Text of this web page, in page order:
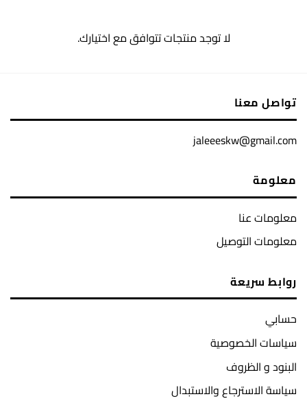
لا توجد منتجات تتوافق مع اختيارك.
تواصل معنا
jaleeeskw@gmail.com
معلومة
معلومات عنا
معلومات التوصيل
روابط سريعة
حسابي
سياسات الخصوصية
البنود و الظروف
سياسة الاسترجاع والاستبدال